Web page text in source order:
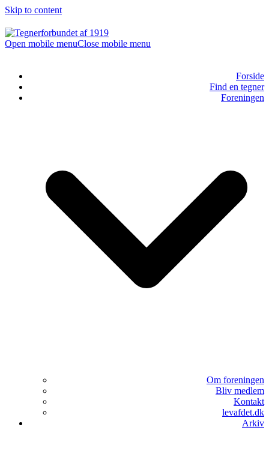
Skip to content
Open mobile menuClose mobile menu
Forside
Find en tegner
Foreningen
Om foreningen
Bliv medlem
Kontakt
levafdet.dk
Arkiv